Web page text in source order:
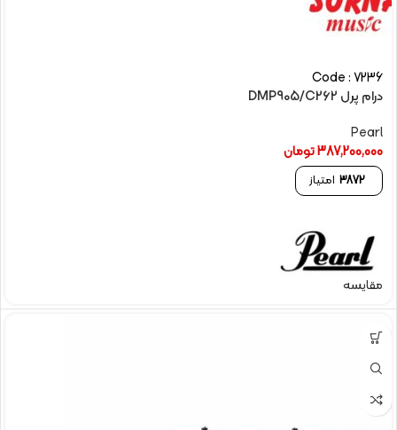
Code : 7236
درام پرل DMP905/C262
Pearl
387,200,000تومان
3872 امتیاز
مقایسه